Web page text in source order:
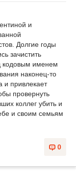
и
Долгие годы
зачистить
кодовым именем
наконец-то
и привлекает
провернуть
коллег убить и
и своим семьям
0